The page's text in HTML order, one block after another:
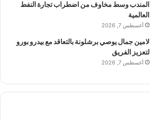
المندب وسط مخاوف من اضطراب تجارة النفط
العالمية
أغسطس 7, 2026
لامين جمال يوصي برشلونة بالتعاقد مع بيدرو بورو
لتعزيز الفريق
أغسطس 7, 2026